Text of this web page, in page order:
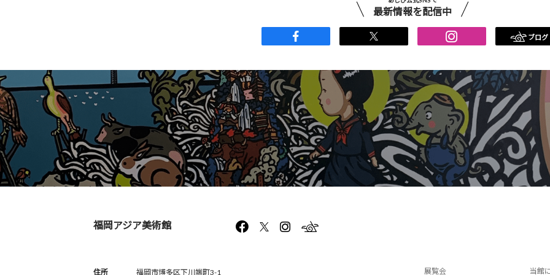
最新情報を配信中
ブログ
福岡アジア美術館
住所 福岡市博多区下川端町3-1 展覧会 当館